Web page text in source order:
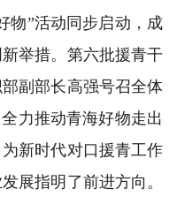
”活动同步启动，成
举措。第六批援青干
副部长高强号召全体
力推动青海好物走出
新时代对口援青工作
展指明了前进方向。